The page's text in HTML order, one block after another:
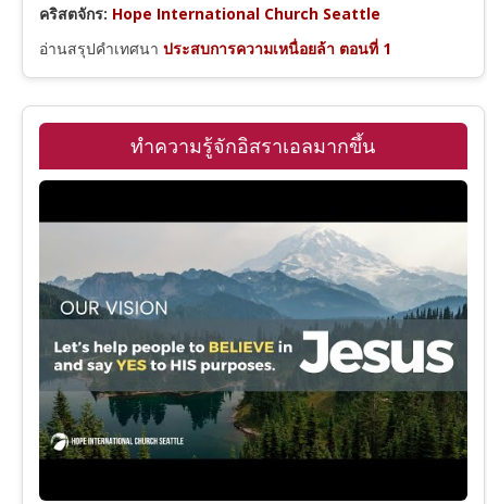
คริสตจักร: Hope International Church Seattle
อ่านสรุปคำเทศนา ประสบการความเหนื่อยล้า ตอนที่ 1
ทำความรู้จักอิสราเอลมากขึ้น